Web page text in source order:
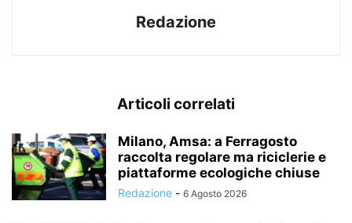
Redazione
Articoli correlati
Milano, Amsa: a Ferragosto
raccolta regolare ma riciclerie e
piattaforme ecologiche chiuse
Redazione - 6 Agosto 2026